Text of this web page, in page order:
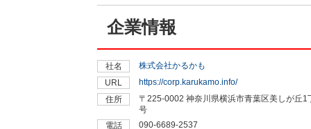
企業情報
社名
株式会社かるかも
URL
https://corp.karukamo.info/
住所
〒225-0002 神奈川県横浜市青葉区美しが丘
号
電話
090-6689-2537